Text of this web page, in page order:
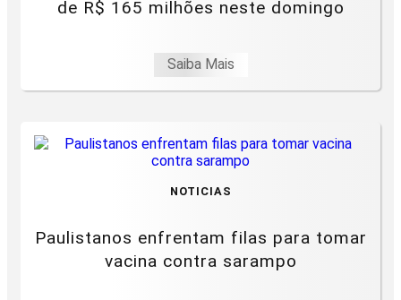
de R$ 165 milhões neste domingo
Saiba Mais
NOTICIAS
Paulistanos enfrentam filas para tomar
vacina contra sarampo